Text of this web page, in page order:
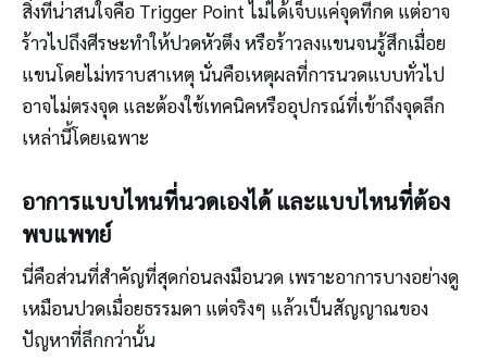
สิ่งที่น่าสนใจคือ Trigger Point ไม่ได้เจ็บแค่จุดที่กด แต่อาจ
ร้าวไปถึงศีรษะทำให้ปวดหัวตึง หรือร้าวลงแขนจนรู้สึกเมื่อย
แขนโดยไม่ทราบสาเหตุ นั่นคือเหตุผลที่การนวดแบบทั่วไป
อาจไม่ตรงจุด และต้องใช้เทคนิคหรืออุปกรณ์ที่เข้าถึงจุดลึก
เหล่านี้โดยเฉพาะ
อาการแบบไหนที่นวดเองได้ และแบบไหนที่ต้อง
พบแพทย์
นี่คือส่วนที่สำคัญที่สุดก่อนลงมือนวด เพราะอาการบางอย่างดู
เหมือนปวดเมื่อยธรรมดา แต่จริงๆ แล้วเป็นสัญญาณของ
ปัญหาที่ลึกกว่านั้น